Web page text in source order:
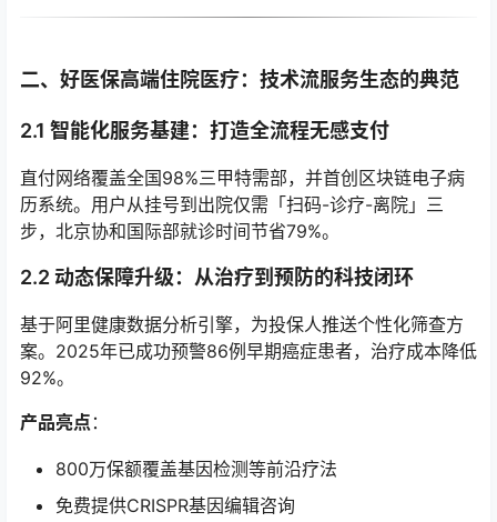
二、好医保高端住院医疗：技术流服务生态的典范
2.1 智能化服务基建：打造全流程无感支付
直付网络覆盖全国98%三甲特需部，并首创区块链电子病
历系统。用户从挂号到出院仅需「扫码-诊疗-离院」三
步，北京协和国际部就诊时间节省79%。
2.2 动态保障升级：从治疗到预防的科技闭环
基于阿里健康数据分析引擎，为投保人推送个性化筛查方
案。2025年已成功预警86例早期癌症患者，治疗成本降低
92%。
产品亮点 ：
800万保额覆盖基因检测等前沿疗法
免费提供CRISPR基因编辑咨询